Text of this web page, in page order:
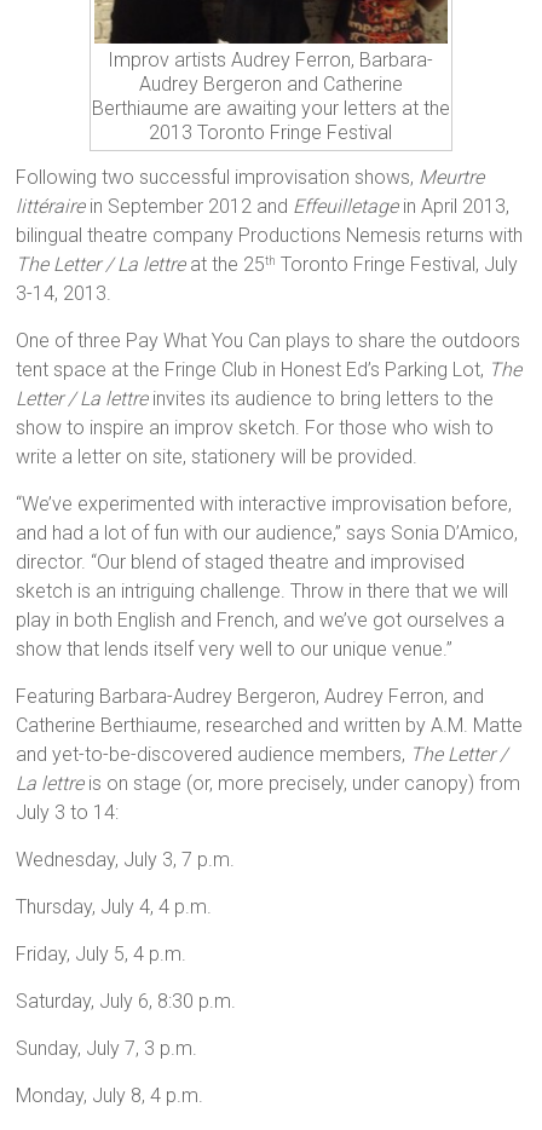
Improv artists Audrey Ferron, Barbara-
Audrey Bergeron and Catherine
Berthiaume are awaiting your letters at the
2013 Toronto Fringe Festival
Following two successful improvisation shows, Meurtre
littéraire in September 2012 and Effeuilletage in April 2013,
bilingual theatre company Productions Nemesis returns with
The Letter / La lettreat the 25th Toronto Fringe Festival, July
3-14, 2013.
One of three Pay What You Can plays to share the outdoors
tent space at the Fringe Club in Honest Ed’s Parking Lot, The
Letter / La lettreinvites its audience to bring letters to the
show to inspire an improv sketch. For those who wish to
write a letter on site, stationery will be provided.
“We’ve experimented with interactive improvisation before,
and had a lot of fun with our audience,” says Sonia D’Amico,
director. “Our blend of staged theatre and improvised
sketch is an intriguing challenge. Throw in there that we will
play in both English and French, and we’ve got ourselves a
show that lends itself very well to our unique venue.”
Featuring Barbara-Audrey Bergeron, Audrey Ferron, and
Catherine Berthiaume, researched and written by A.M. Matte
and yet-to-be-discovered audience members, The Letter /
La lettre is on stage (or, more precisely, under canopy) from
July 3 to 14:
Wednesday, July 3, 7 p.m.
Thursday, July 4, 4 p.m.
Friday, July 5, 4 p.m.
Saturday, July 6, 8:30 p.m.
Sunday, July 7, 3 p.m.
Monday, July 8, 4 p.m.